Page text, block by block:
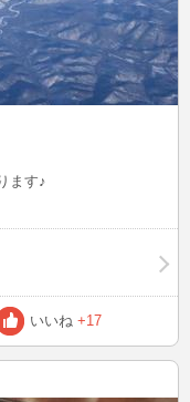
ます♪
いいね +17